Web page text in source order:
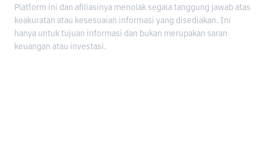
Platform ini dan afiliasinya menolak segala tanggung jawab atas
keakuratan atau kesesuaian informasi yang disediakan. Ini
hanya untuk tujuan informasi dan bukan merupakan saran
keuangan atau investasi.